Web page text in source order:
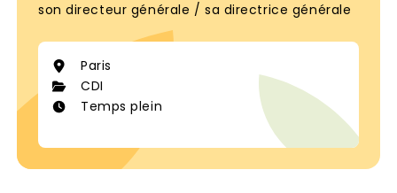
son directeur générale / sa directrice générale
Paris
CDI
Temps plein